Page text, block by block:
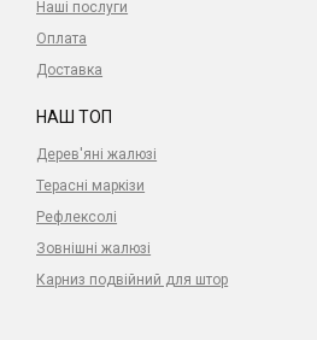
Наші послуги
Оплата
Доставка
НАШ ТОП
Дерев'яні жалюзі
Терасні маркізи
Рефлексолі
Зовнішні жалюзі
Карниз подвійний для штор